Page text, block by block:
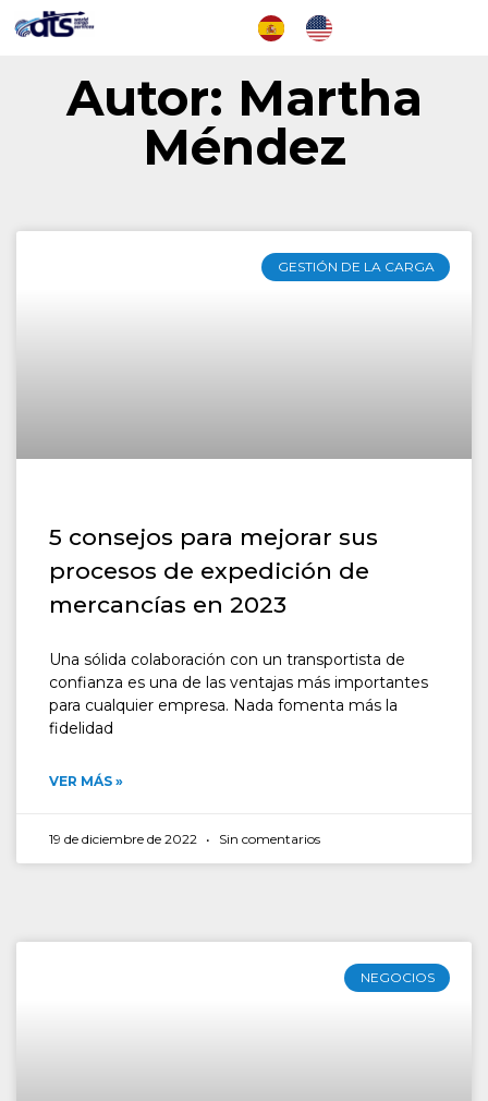
Autor: Martha
Méndez
GESTIÓN DE LA CARGA
5 consejos para mejorar sus
procesos de expedición de
mercancías en 2023
Una sólida colaboración con un transportista de
confianza es una de las ventajas más importantes
para cualquier empresa. Nada fomenta más la
fidelidad
VER MÁS »
19 de diciembre de 2022 Sin comentarios
NEGOCIOS